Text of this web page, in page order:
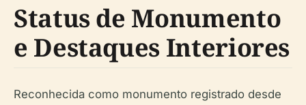
Status de Monumento
e Destaques Interiores
Reconhecida como monumento registrado desde